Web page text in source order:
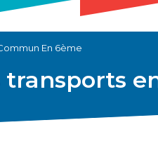
En 6ème
transports